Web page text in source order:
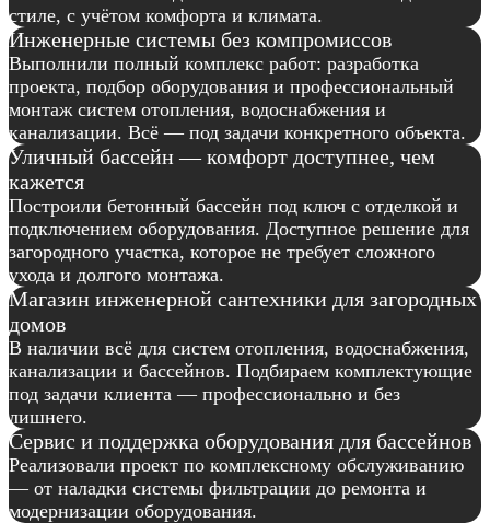
стиле, с учётом комфорта и климата.
Инженерные системы без компромиссов
Выполнили полный комплекс работ: разработка
проекта, подбор оборудования и профессиональный
монтаж систем отопления, водоснабжения и
канализации. Всё — под задачи конкретного объекта.
Уличный бассейн — комфорт доступнее, чем
кажется
Построили бетонный бассейн под ключ с отделкой и
подключением оборудования. Доступное решение для
загородного участка, которое не требует сложного
ухода и долгого монтажа.
Магазин инженерной сантехники для загородных
домов
В наличии всё для систем отопления, водоснабжения,
канализации и бассейнов. Подбираем комплектующие
под задачи клиента — профессионально и без
лишнего.
Сервис и поддержка оборудования для бассейнов
Реализовали проект по комплексному обслуживанию
— от наладки системы фильтрации до ремонта и
модернизации оборудования.